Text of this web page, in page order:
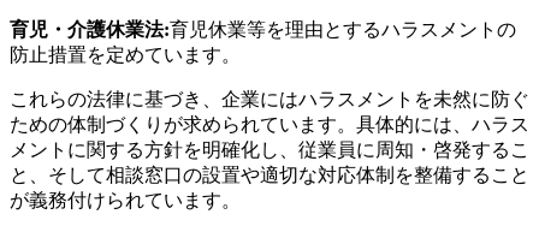
育児・介護休業法:育児休業等を理由とするハラスメントの
防止措置を定めています。
これらの法律に基づき、企業にはハラスメントを未然に防ぐ
ための体制づくりが求められています。具体的には、ハラス
メントに関する方針を明確化し、従業員に周知・啓発するこ
と、そして相談窓口の設置や適切な対応体制を整備すること
が義務付けられています。